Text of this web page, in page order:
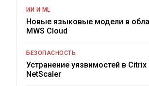
ИИ И ML
Новые языковые модели в
MWS Cloud
БЕЗОПАСНОСТЬ
Устранение уязвимостей в Citrix
NetScaler